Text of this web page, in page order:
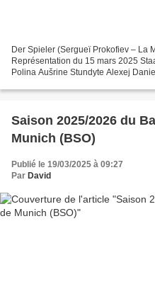
Der Spieler (Sergueï Prokofiev – La
Représentation du 15 mars 2025
Polina Aušrine Stundyte Alexej
Saison 2025/2026 du
Munich (BSO)
Publié le 19/03/2025 à 09:27
Par David